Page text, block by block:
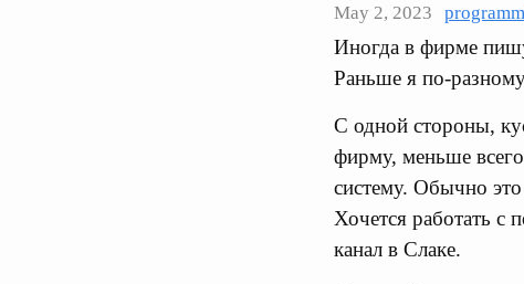
May 2, 2023
Иногда в фирме
Раньше я по-
С одной стороны,
фирму, меньше
систему. Обычно
Хочется работать с
канал в Слаке.